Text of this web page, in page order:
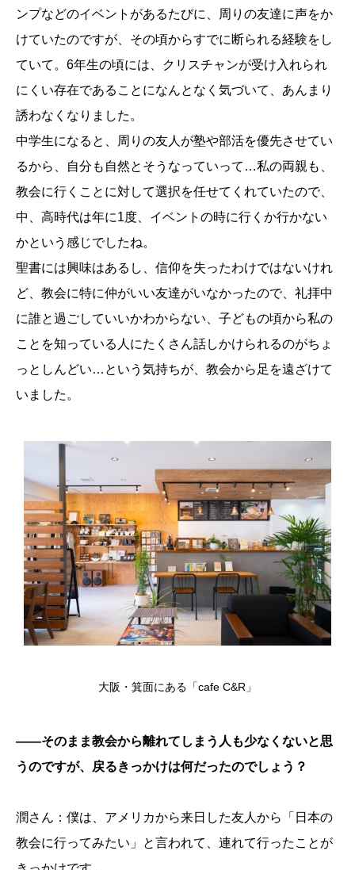
ンプなどのイベントがあるたびに、周りの友達に声をか
けていたのですが、その頃からすでに断られる経験をし
ていて。6年生の頃には、クリスチャンが受け入れられ
にくい存在であることになんとなく気づいて、あんまり
誘わなくなりました。
中学生になると、周りの友人が塾や部活を優先させてい
るから、自分も自然とそうなっていって…私の両親も、
教会に行くことに対して選択を任せてくれていたので、
中、高時代は年に1度、イベントの時に行くか行かない
かという感じでしたね。
聖書には興味はあるし、信仰を失ったわけではないけれ
ど、教会に特に仲がいい友達がいなかったので、礼拝中
に誰と過ごしていいかわからない、子どもの頃から私の
ことを知っている人にたくさん話しかけられるのがちょ
っとしんどい…という気持ちが、教会から足を遠ざけて
いました。
大阪・箕面にある「cafe C&R」
――そのまま教会から離れてしまう人も少なくないと思
うのですが、戻るきっかけは何だったのでしょう？
潤さん：僕は、アメリカから来日した友人から「日本の
教会に行ってみたい」と言われて、連れて行ったことが